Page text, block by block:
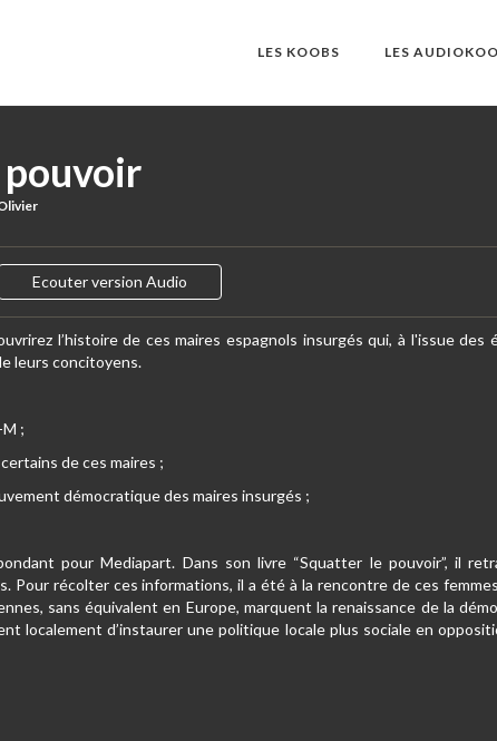
LES KOOBS LES
Ecouter version Audio
l’histoire de ces maires espagnols insurgés qui, à l'issue
leurs concitoyens.
;
de ces maires ;
démocratique des maires insurgés ;
pour Mediapart. Dans son livre “Squatter le pouvoir”, il
Pour récolter ces informations, il a été à la rencontre de ces
sans équivalent en Europe, marquent la renaissance de la
localement d’instaurer une politique locale plus sociale en